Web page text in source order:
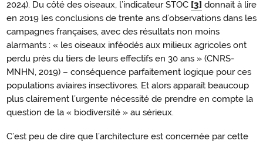
2024). Du côté des oiseaux, l’indicateur STOC [3] donnait à lire
en 2019 les conclusions de trente ans d’observations dans les
campagnes françaises, avec des résultats non moins
alarmants : « les oiseaux inféodés aux milieux agricoles ont
perdu près du tiers de leurs effectifs en 30 ans » (CNRS-
MNHN, 2019) – conséquence parfaitement logique pour ces
populations aviaires insectivores. Et alors apparaît beaucoup
plus clairement l’urgente nécessité de prendre en compte la
question de la « biodiversité » au sérieux.
C’est peu de dire que l’architecture est concernée par cette